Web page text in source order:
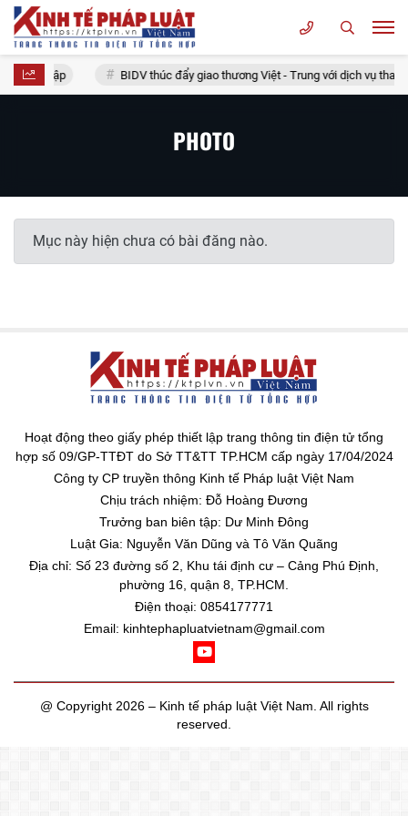
là ngập BIDV thúc đẩy giao thương Việt - Trung với dịch vụ
PHOTO
Mục này hiện chưa có bài đăng nào.
Hoạt động theo giấy phép thiết lập trang thông tin điện tử tổng
hợp số 09/GP-TTĐT do Sở TT&TT TP.HCM cấp ngày 17/04/2024
Công ty CP truyền thông Kinh tế Pháp luật Việt Nam
Chịu trách nhiệm: Đỗ Hoàng Đương
Trưởng ban biên tập: Dư Minh Đông
Luật Gia: Nguyễn Văn Dũng và Tô Văn Quãng
Địa chỉ: Số 23 đường số 2, Khu tái định cư – Cảng Phú Định,
phường 16, quận 8, TP.HCM.
Điện thoại: 0854177771
Email: kinhtephapluatvietnam@gmail.com
@ Copyright 2026 – Kinh tế pháp luật Việt Nam. All rights
reserved.